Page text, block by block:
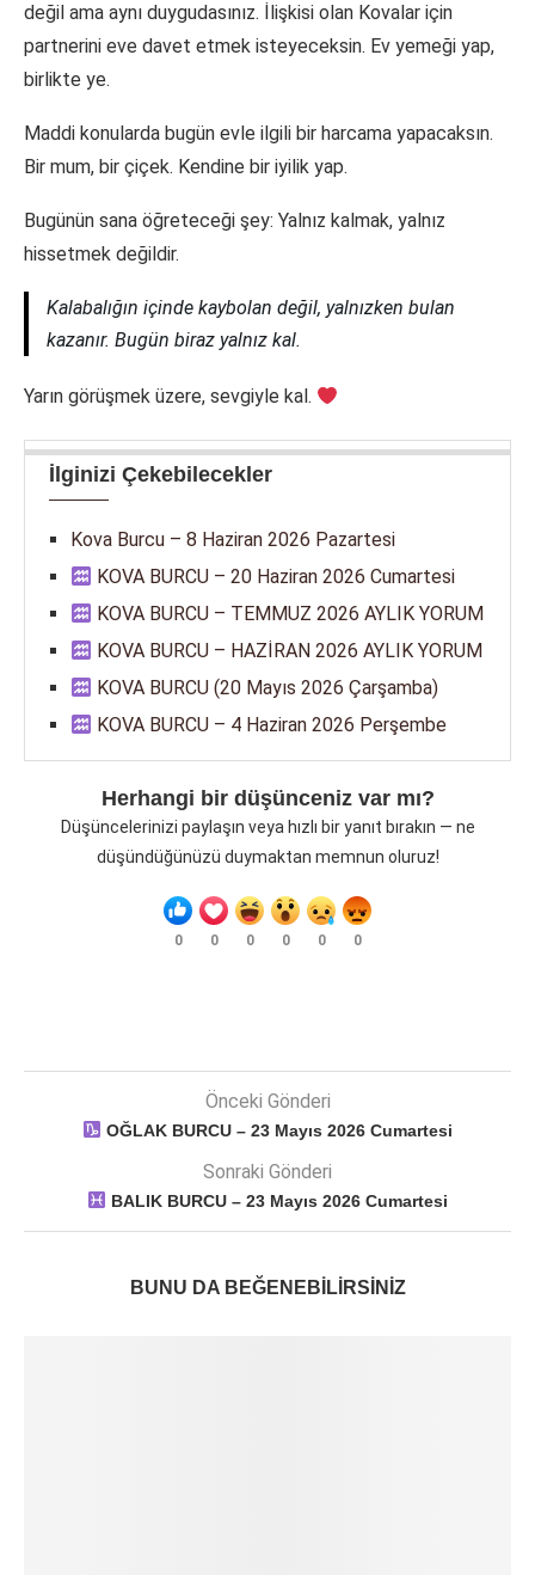
değil ama aynı duygudasınız. İlişkisi olan Kovalar için
partnerini eve davet etmek isteyeceksin. Ev yemeği yap,
birlikte ye.
Maddi konularda bugün evle ilgili bir harcama yapacaksın.
Bir mum, bir çiçek. Kendine bir iyilik yap.
Bugünün sana öğreteceği şey: Yalnız kalmak, yalnız
hissetmek değildir.
Kalabalığın içinde kaybolan değil, yalnızken bulan
kazanır. Bugün biraz yalnız kal.
Yarın görüşmek üzere, sevgiyle kal.
İlginizi Çekebilecekler
Kova Burcu – 8 Haziran 2026 Pazartesi
KOVA BURCU – 20 Haziran 2026 Cumartesi
KOVA BURCU – TEMMUZ 2026 AYLIK YORUM
KOVA BURCU – HAZİRAN 2026 AYLIK YORUM
KOVA BURCU (20 Mayıs 2026 Çarşamba)
KOVA BURCU – 4 Haziran 2026 Perşembe
Herhangi bir düşünceniz var mı?
Düşüncelerinizi paylaşın veya hızlı bir yanıt bırakın — ne
düşündüğünüzü duymaktan memnun oluruz!
0 0 0 0 0 0
Önceki Gönderi
OĞLAK BURCU – 23 Mayıs 2026 Cumartesi
Sonraki Gönderi
BALIK BURCU – 23 Mayıs 2026 Cumartesi
BUNU DA BEĞENEBILIRSINIZ